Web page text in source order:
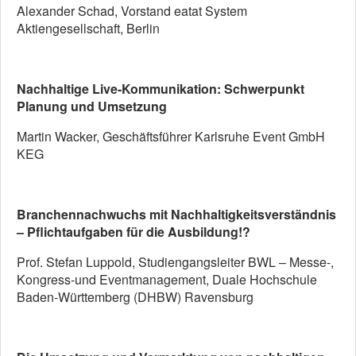
Alexander Schad, Vorstand eatat System
Aktiengesellschaft, Berlin
Nachhaltige Live-Kommunikation: Schwerpunkt
Planung und Umsetzung
Martin Wacker, Geschäftsführer Karlsruhe Event GmbH
KEG
Branchennachwuchs mit Nachhaltigkeitsverständnis
– Pflichtaufgaben für die Ausbildung!?
Prof. Stefan Luppold, Studiengangsleiter BWL – Messe-,
Kongress-und Eventmanagement, Duale Hochschule
Baden-Württemberg (DHBW) Ravensburg